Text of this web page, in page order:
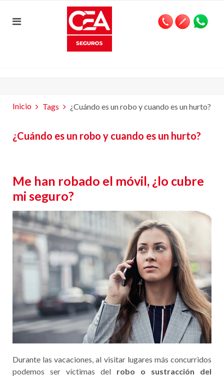
Inicio Tags ¿Cuándo es un robo y cuando es un hurto?
¿Cuándo es un robo y cuando es un hurto?
Me han robado el móvil, ¿lo cubre
mi seguro?
Durante las vacaciones, al visitar lugares más concurridos
podemos ser víctimas del robo o sustracción del